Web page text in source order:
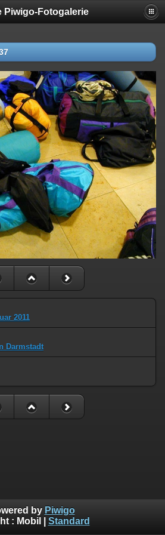
Piwigo-Fotogalerie
2011
Darmstadt
by Piwigo
: Mobil Standard